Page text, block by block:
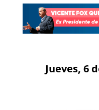
Jueves, 6